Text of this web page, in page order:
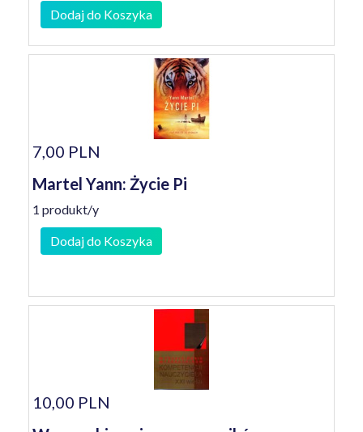
Dodaj do Koszyka
7,00 PLN
Martel Yann: Życie Pi
1 produkt/y
Dodaj do Koszyka
10,00 PLN